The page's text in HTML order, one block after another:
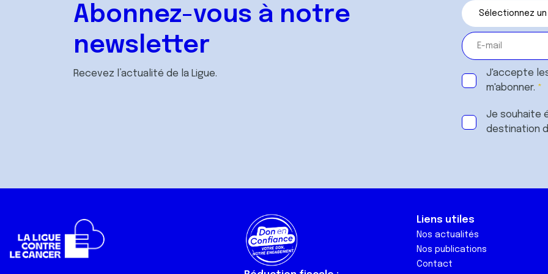
Abonnez-vous à notre
newsletter
Recevez l’actualité de la Ligue. J'accepte
m'abonner.
Je souhaite
destination
Liens utiles
Nos actualités
Nos publications
Contact